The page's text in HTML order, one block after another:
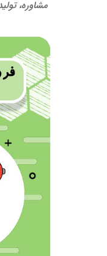
مشاوره،